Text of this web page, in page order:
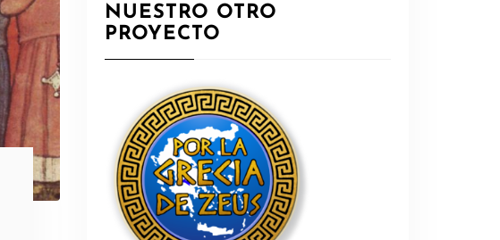
NUESTRO OTRO
PROYECTO